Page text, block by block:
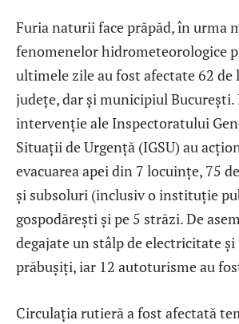
Furia naturii face prăpăd, în urma
fenomenelor hidrometeorologice
ultimele zile au fost afectate 62
județe, dar și municipiul București.
intervenție ale Inspectoratului
Situații de Urgență (IGSU) au
evacuarea apei din 7 locuințe, 75
și subsoluri (inclusiv o instituție
gospodărești și pe 5 străzi. De
degajate un stâlp de electricitate și
prăbușiți, iar 12 autoturisme au
Circulația rutieră a fost afectată